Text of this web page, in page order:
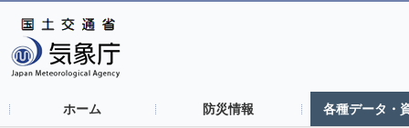
ホーム 防災情報 各種データ・